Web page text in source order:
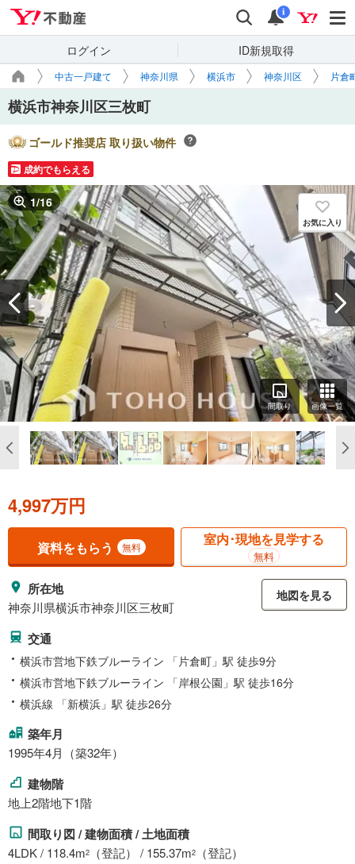
検索 通知
i
ログイン ID新規取得
中古一戸建て 神奈川県 横浜市 神奈川区 片倉
横浜市神奈川区三枚町
ゴールド推奨店 取り扱い物件
成約でもらえる
1/16
お気に入り
間取り 画像一覧
4,997万円
資料をもらう 無料 室内･現地を見学する
無料
所在地
神奈川県横浜市神奈川区三枚町
地図を見る
交通
横浜市営地下鉄ブルーライン 「片倉町」駅 徒歩9分
横浜市営地下鉄ブルーライン 「岸根公園」駅 徒歩16分
横浜線 「新横浜」駅 徒歩26分
築年月
1995年4月（築32年）
建物階
地上2階地下1階
間取り図 / 建物面積 / 土地面積
4LDK / 118.4m2 （登記） / 155.37m2 （登記）